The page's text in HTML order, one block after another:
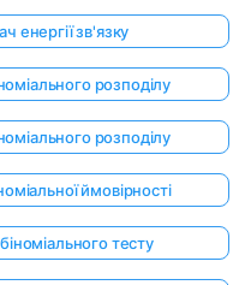
енергії зв'язку
розподілу
розподілу
ймовірності
тесту